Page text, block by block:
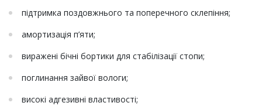
підтримка поздовжнього та поперечного склепіння;
амортизація п’яти;
виражені бічні бортики для стабілізації стопи;
поглинання зайвої вологи;
високі адгезивні властивості;